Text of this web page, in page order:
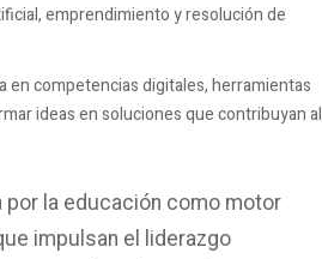
emprendimiento y resolución de
en competencias digitales, herramientas
ideas en soluciones que contribuyan al
la educación como motor
impulsan el liderazgo